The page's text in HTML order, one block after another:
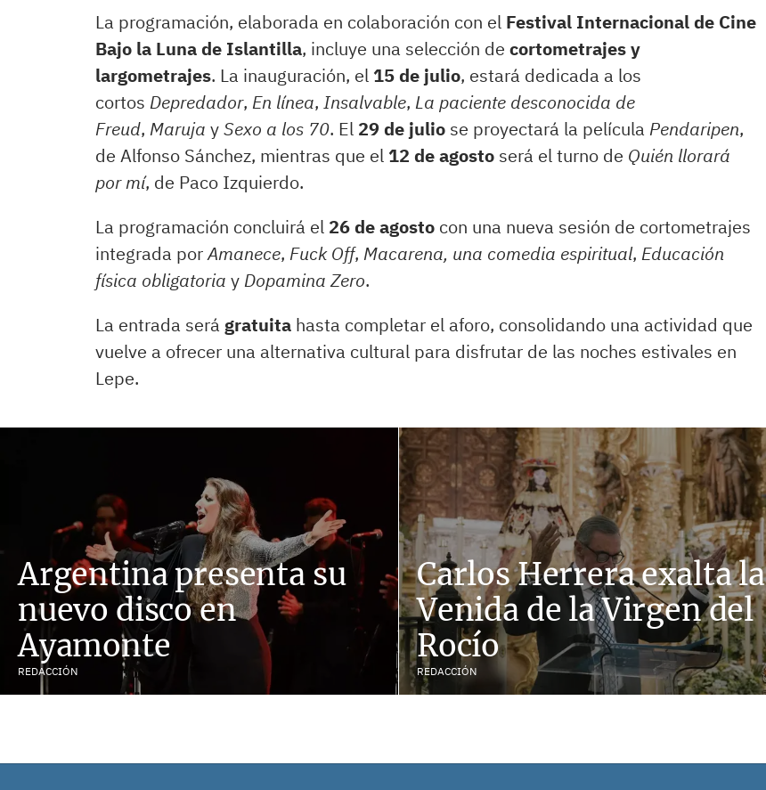
La programación, elaborada en colaboración con el Festival Internacional de Cine
Bajo la Luna de Islantilla, incluye una selección de cortometrajes y
largometrajes. La inauguración, el 15 de julio, estará dedicada a los
cortos Depredador, En línea, Insalvable, La paciente desconocida de
Freud, Maruja ySexo a los 70. El 29 de julio se proyectará la película Pendaripen,
de Alfonso Sánchez, mientras que el 12 de agosto será el turno de Quién llorará
por mí, de Paco Izquierdo.
La programación concluirá el 26 de agosto con una nueva sesión de cortometrajes
integrada porAmanece, Fuck Off, Macarena, una comedia espiritual, Educación
física obligatoria yDopamina Zero.
La entrada será gratuita hasta completar el aforo, consolidando una actividad que
vuelve a ofrecer una alternativa cultural para disfrutar de las noches estivales en
Lepe.
Argentina presenta su
nuevo disco en
Ayamonte
REDACCIÓN
Carlos Herrera exalta la
Venida de la Virgen del
Rocío
REDACCIÓN